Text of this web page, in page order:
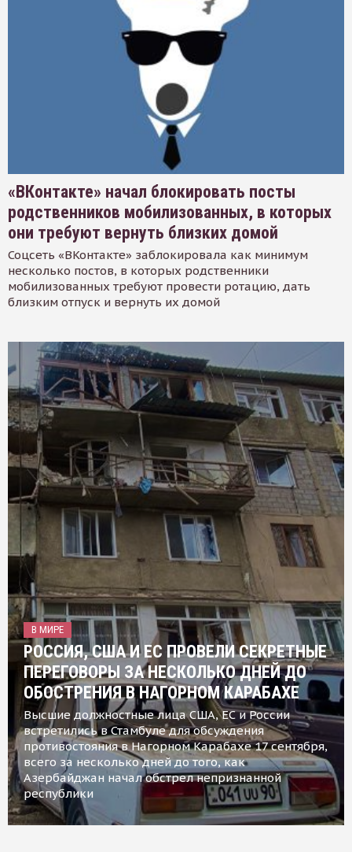
«ВКонтакте» начал блокировать посты
родственников мобилизованных, в которых
они требуют вернуть близких домой
Соцсеть «ВКонтакте» заблокировала как минимум
несколько постов, в которых родственники
мобилизованных требуют провести ротацию, дать
близким отпуск и вернуть их домой
В МИРЕ
РОССИЯ, США И ЕС ПРОВЕЛИ СЕКРЕТНЫЕ
ПЕРЕГОВОРЫ ЗА НЕСКОЛЬКО ДНЕЙ ДО
ОБОСТРЕНИЯ В НАГОРНОМ КАРАБАХЕ
Высшие должностные лица США, ЕС и России
встретились в Стамбуле для обсуждения
противостояния в Нагорном Карабахе 17 сентября,
всего за несколько дней до того, как
Азербайджан начал обстрел непризнанной
республики